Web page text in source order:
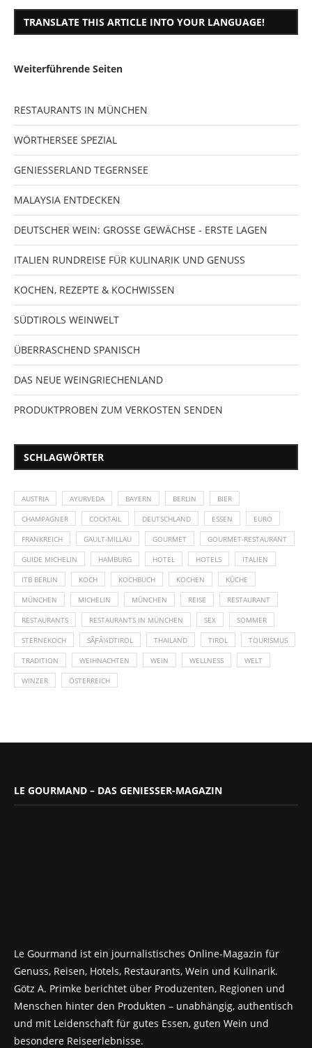
TRANSLATE THIS ARTICLE INTO YOUR LANGUAGE!
Weiterführende Seiten
RESTAURANTS IN MÜNCHEN
WÖRTHERSEE SPEZIAL
GENIESSERLAND TEGERNSEE
MALAYSIA ENTDECKEN
DEUTSCHER WEIN: GROSSE GEWÄCHSE - ERSTE LAGEN
ITALIEN RUNDREISE FÜR KULINARIK UND GENUSS
KOCHEN, REZEPTE & KOCHWISSEN
SÜDTIROLS WEINWELT
ÜBERRASCHEND SPANISCH
DAS NEUE WEINGRIECHENLAND
PRODUKTPROBEN ZUM VERKOSTEN SENDEN
SCHLAGWÖRTER
AUSTRIA AYURVEDA BAYERN BERLIN BIER
CHAMPAGNER COCKTAIL DEUTSCHLAND ESSEN EURO
FRANKREICH GAULT-MILLAU GOURMET GOURMET-RESTAURANT
GUIDE MICHELIN HAMBURG HOTEL HOTELS ITALIEN
ITB BERLIN KOCH KOCHBUCH KOCHEN KÜCHE
MÜNCHEN MICHELIN MÜNCHEN REISE RESTAURANT
RESTAURANTS RESTAURANTS IN MÜNCHEN SEX SOMMER
STERNEKOCH SÃƑÂ¼DTIROL THAILAND TIROL TOURISMUS
TRADITION WEIHNACHTEN WEIN WELLNESS WELT
WINZER ÖSTERREICH
LE GOURMAND – DAS GENIESSER-MAGAZIN
Le Gourmand ist ein journalistisches Online-Magazin für
Genuss, Reisen, Hotels, Restaurants, Wein und Kulinarik.
Götz A. Primke berichtet über Produzenten, Regionen und
Menschen hinter den Produkten – unabhängig, authentisch
und mit Leidenschaft für gutes Essen, guten Wein und
besondere Reiseerlebnisse.